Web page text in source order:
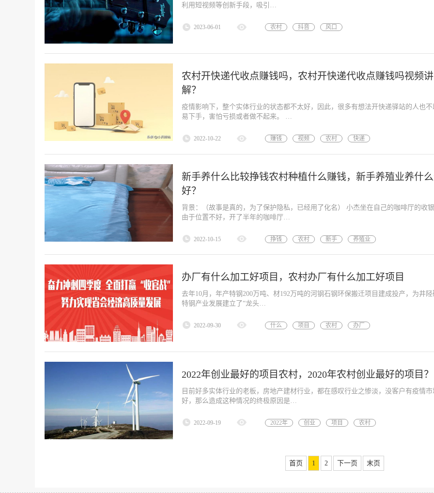
利用短视频等创新手段，吸引…
2023-06-01 农村 抖音 风口
农村开快递代收点赚钱吗，农村开快递代收点赚钱吗视频讲
解？
疫情影响下，整个实体行业的状态都不太好，因此，很多有想法开快递驿站的人也不
易下手，害怕亏损或者做不起来。 …
2022-10-22 赚钱 视频 农村
快递
新手养什么比较挣钱农村种植什么赚钱，新手养殖业养什
好？
背景：（故事是真的，为了保护隐私，已经用了化名） 小杰坐在自己的咖啡厅的收
由于位置不好，开了半年的咖啡厅…
2022-10-15 挣钱 农村 新手
养殖业
办厂有什么加工好项目，农村办厂有什么加工好项目
去年10月，年产特钢200万吨、材192万吨的河钢石钢环保搬迁项目建成投产，为井陉
特钢产业发展建立了“龙头…
2022-09-30 什么 项目 农村
办厂
2022年创业最好的项目农村，2020年农村创业最好的项目？
目前好多实体行业的老板，房地产建材行业，都在感叹行业之惨淡，没客户有疫情市
好，那么造成这种情况的终极原因是…
2022-09-19 2022年 创业 项目
农村
首页 1 2 下一页 末页